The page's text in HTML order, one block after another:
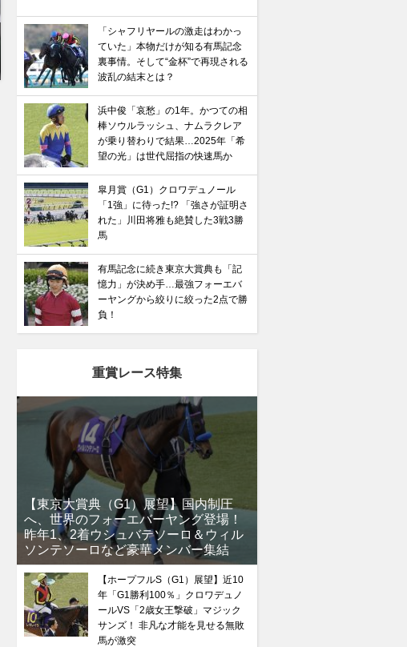
【有馬記念】武豊×ドウデュースを逆転できる候補3頭！と絶
るべき“隠れ穴馬！”
「シャフリヤールの激走はわかっ
ていた」本物だけが知る有馬記念
裏事情。そして“金杯”で再現される
波乱の結末とは？
浜中俊「哀愁」の1年。かつての相
棒ソウルラッシュ、ナムラクレア
が乗り替わりで結果…2025年「希
望の光」は世代屈指の快速馬か
皐月賞（G1）クロワデュノール
「1強」に待った!? 「強さが証明さ
れた」川田将雅も絶賛した3戦3勝
馬
有馬記念に続き東京大賞典も「記
憶力」が決め手…最強フォーエバ
ーヤングから絞りに絞った2点で勝
負！
重賞レース特集
【東京大賞典（G1）展望】国内制圧
へ、世界のフォーエバーヤング登場！
昨年1、2着ウシュバテソーロ＆ウィル
ソンテソーロなど豪華メンバー集結
【ホープフルS（G1）展望】近10
年「G1勝利100％」クロワデュノ
ールVS「2歳女王撃破」マジック
サンズ！ 非凡な才能を見せる無敗
馬が激突